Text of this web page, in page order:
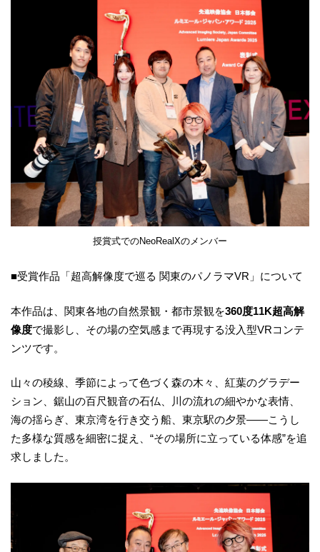
授賞式でのNeoRealXのメンバー
■受賞作品「超高解像度で巡る 関東のパノラマVR」について
本作品は、関東各地の自然景観・都市景観を360度11K超高解
像度で撮影し、その場の空気感まで再現する没入型VRコンテ
ンツです。
山々の稜線、季節によって色づく森の木々、紅葉のグラデー
ション、鋸山の百尺観音の石仏、川の流れの細やかな表情、
海の揺らぎ、東京湾を行き交う船、東京駅の夕景――こうし
た多様な質感を細密に捉え、“その場所に立っている体感”を追
求しました。